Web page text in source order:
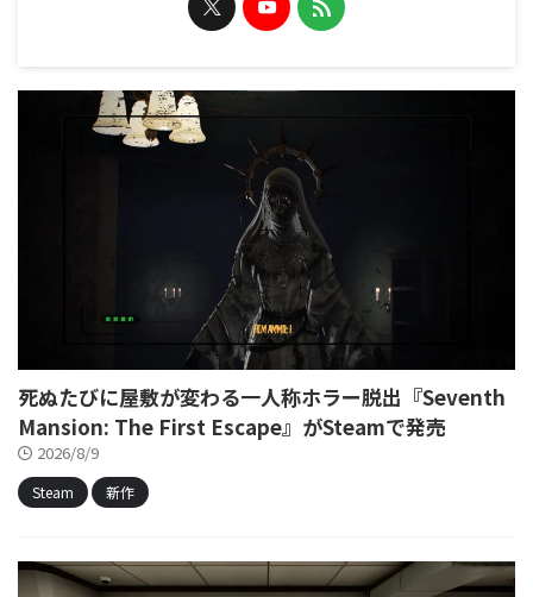
死ぬたびに屋敷が変わる一人称ホラー脱出『Seventh
Mansion: The First Escape』がSteamで発売
2026/8/9
Steam 新作